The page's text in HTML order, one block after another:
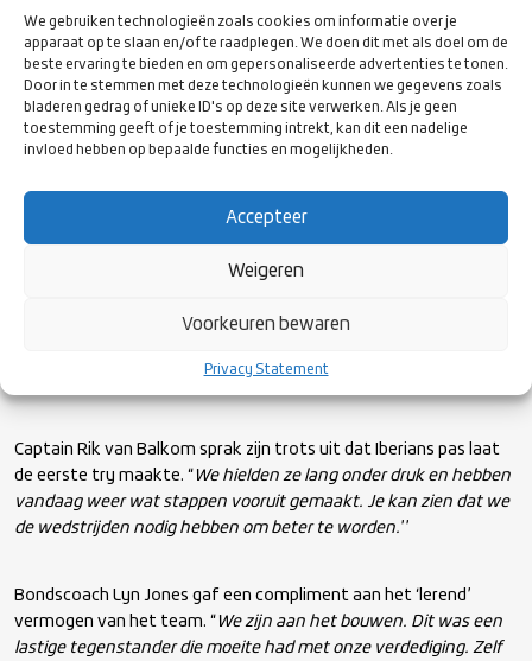
We gebruiken technologieën zoals cookies om informatie over je
apparaat op te slaan en/of te raadplegen. We doen dit met als doel om de
beste ervaring te bieden en om gepersonaliseerde advertenties te tonen.
Door in te stemmen met deze technologieën kunnen we gegevens zoals
bladeren gedrag of unieke ID's op deze site verwerken. Als je geen
toestemming geeft of je toestemming intrekt, kan dit een nadelige
invloed hebben op bepaalde functies en mogelijkheden.
Accepteer
Weigeren
Voorkeuren bewaren
Privacy Statement
Foto door Sara Cabezas
De intensiteit was na de pauze beduidend minder. Lenssen
miste de palen van grote afstand. Even later drukte een Spaanse
bleef aandringen, maar Delta hield, zoals eigenlijk het hele duel,
Captain Rik van Balkom sprak zijn trots uit dat Iberians pas laat
de eerste try maakte. “ We hielden ze lang onder druk en hebben
vandaag weer wat stappen vooruit gemaakt. Je kan zien dat we
de wedstrijden nodig hebben om beter te worden.’’
Bondscoach Lyn Jones gaf een compliment aan het ‘lerend’
vermogen van het team. “ We zijn aan het bouwen. Dit was een
lastige tegenstander die moeite had met onze verdediging. Zelf